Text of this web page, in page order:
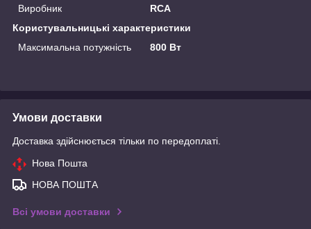
Виробник
RCA
Користувальницькі характеристики
Максимальна потужність
800 Вт
Умови доставки
Доставка здійснюється тільки по передоплаті.
Нова Пошта
НОВА ПОШТА
Всі умови доставки